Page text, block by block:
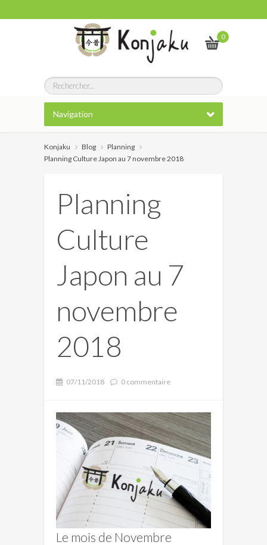
0
Navigation
Konjaku Blog
Planning
Planning Culture Japon au 7 novembre 2018
Planning
Culture
Japon au 7
novembre
2018
07/11/2018 0 commentaire
Le mois de Novembre